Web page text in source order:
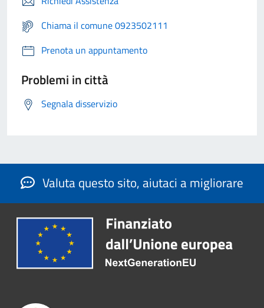
Chiama il comune 0923502111
Prenota un appuntamento
Problemi in città
Segnala disservizio
Valuta questo sito, aiutaci a migliorare